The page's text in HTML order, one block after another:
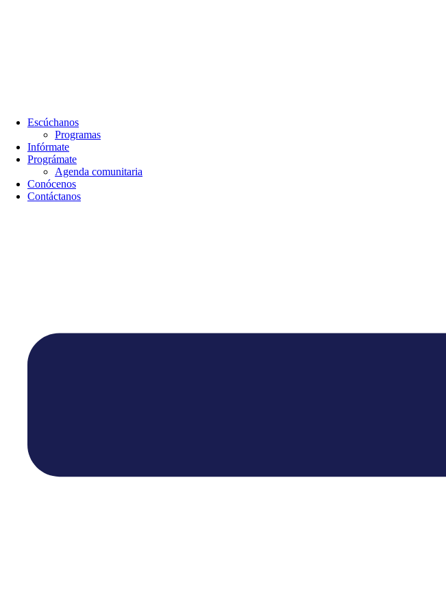
Escúchanos
Programas
Infórmate
Prográmate
Agenda comunitaria
Conócenos
Contáctanos